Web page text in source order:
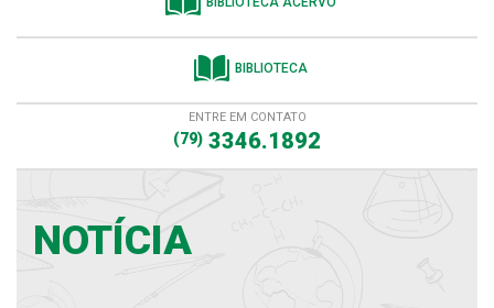
BIBLIOTECA
ENTRE EM CONTATO
(79) 3346.1892
NOTÍCIA